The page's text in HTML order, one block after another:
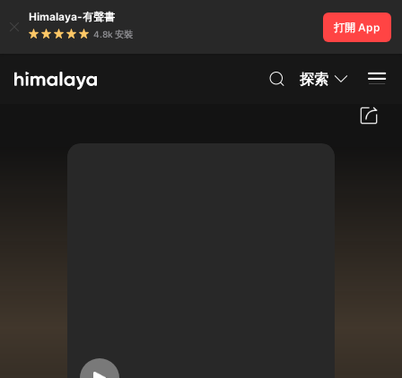
Himalaya-有聲書
4.8k 安裝
打開 App
探索